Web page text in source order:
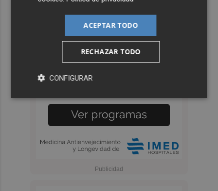
ACEPTAR TODO
RECHAZAR TODO
CONFIGURAR